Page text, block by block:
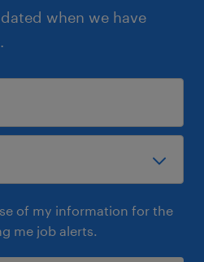
when we have
of my information for the
me job alerts.